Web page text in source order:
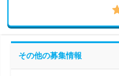
その他の募集情報